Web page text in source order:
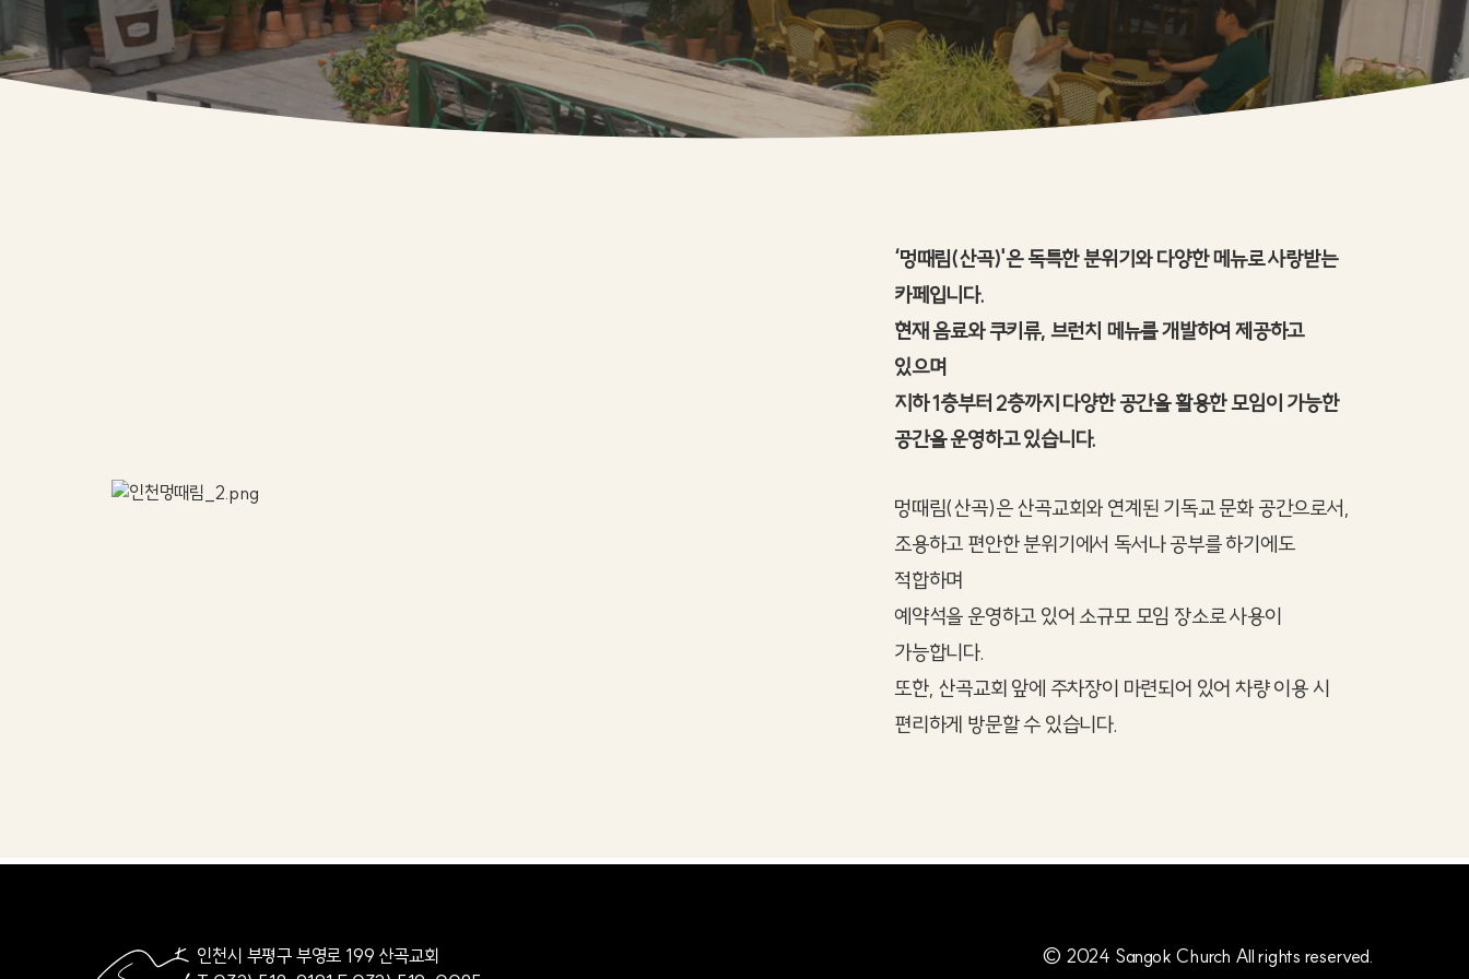
‘멍때림(산곡)'은 독특한 분위기와 다양한 메뉴로 사랑받는
카페입니다.
현재 음료와 쿠키류, 브런치 메뉴를 개발하여 제공하고
있으며
지하 1층부터 2층까지 다양한 공간을 활용한 모임이 가능한
공간을 운영하고 있습니다.
멍때림(산곡)은 산곡교회와 연계된 기독교 문화 공간으로서,
조용하고 편안한 분위기에서 독서나 공부를 하기에도
적합하며
예약석을 운영하고 있어 소규모 모임 장소로 사용이
가능합니다.
또한, 산곡교회 앞에 주차장이 마련되어 있어 차량 이용 시
편리하게 방문할 수 있습니다.
인천시 부평구 부영로 199 산곡교회
© 2024 Sangok Church All rights reserved.